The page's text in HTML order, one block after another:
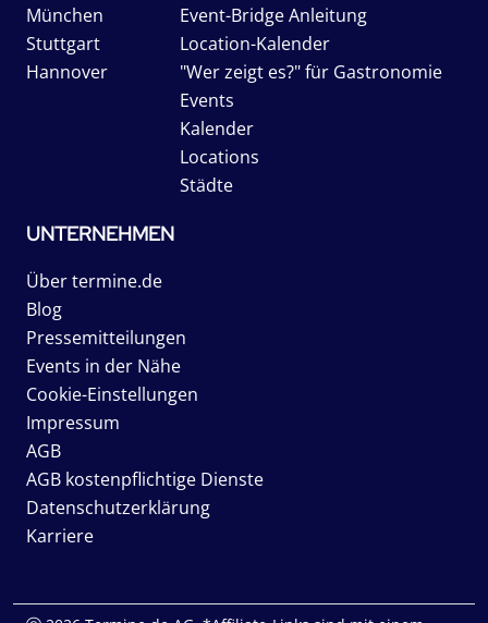
München
Stuttgart
Hannover
Event-Bridge Anleitung
Location-Kalender
"Wer zeigt es?" für Gastronomie
Events
Kalender
Locations
Städte
UNTERNEHMEN
Über termine.de
Blog
Pressemitteilungen
Events in der Nähe
Cookie-Einstellungen
Impressum
AGB
AGB kostenpflichtige Dienste
Datenschutzerklärung
Karriere